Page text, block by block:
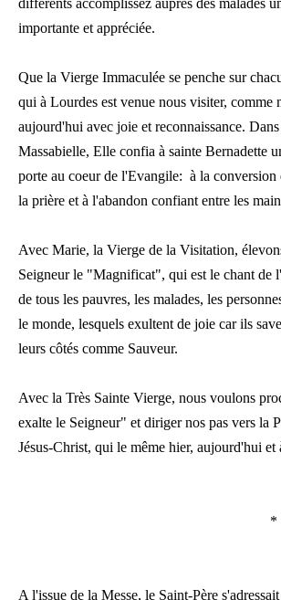
différents accomplissez auprès des malades
importante et appréciée.
Que la Vierge Immaculée se penche sur
qui à Lourdes est venue nous visiter, comme
aujourd'hui avec joie et reconnaissance.
Massabielle, Elle confia à sainte Bernadette
porte au coeur de l'Evangile: à la conversion
la prière et à l'abandon confiant entre les
Avec Marie, la Vierge de la Visitation,
Seigneur le "Magnificat", qui est le chant de
de tous les pauvres, les malades, les
le monde, lesquels exultent de joie car ils
leurs côtés comme Sauveur.
Avec la Très Sainte Vierge, nous voulons
exalte le Seigneur" et diriger nos pas vers la
Jésus-Christ, qui le même hier, aujourd'hui et
* *
A l'issue de la Messe, le Saint-Père